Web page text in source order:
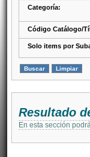
Categoría:
Código Catálogo/
Solo items por
Resultado
En esta sección